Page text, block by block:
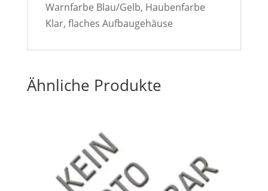
Warnfarbe Blau/Gelb, Haubenfarbe
Klar, flaches Aufbaugehäuse
Ähnliche Produkte